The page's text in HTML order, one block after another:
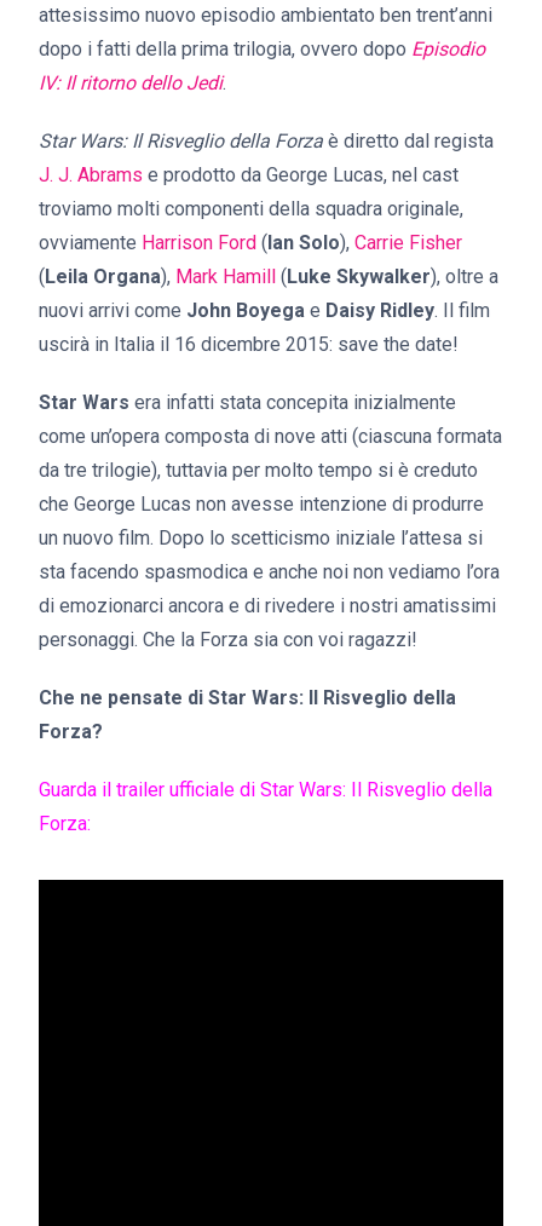
attesissimo nuovo episodio ambientato ben trent’anni
dopo i fatti della prima trilogia, ovvero dopo Episodio
IV: Il ritorno dello Jedi.
Star Wars: Il Risveglio della Forza è diretto dal regista
J. J. Abrams e prodotto da George Lucas, nel cast
troviamo molti componenti della squadra originale,
ovviamente Harrison Ford (Ian Solo), Carrie Fisher
(Leila Organa), Mark Hamill (Luke Skywalker), oltre a
nuovi arrivi come John Boyega e Daisy Ridley. Il film
uscirà in Italia il 16 dicembre 2015: save the date!
Star Wars era infatti stata concepita inizialmente
come un’opera composta di nove atti (ciascuna formata
da tre trilogie), tuttavia per molto tempo si è creduto
che George Lucas non avesse intenzione di produrre
un nuovo film. Dopo lo scetticismo iniziale l’attesa si
sta facendo spasmodica e anche noi non vediamo l’ora
di emozionarci ancora e di rivedere i nostri amatissimi
personaggi. Che la Forza sia con voi ragazzi!
Che ne pensate di Star Wars: Il Risveglio della
Forza?
Guarda il trailer ufficiale di Star Wars: Il Risveglio della
Forza: